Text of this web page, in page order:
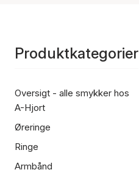
Produktkategorier
Oversigt - alle smykker hos
A-Hjort
Øreringe
Ringe
Armbånd